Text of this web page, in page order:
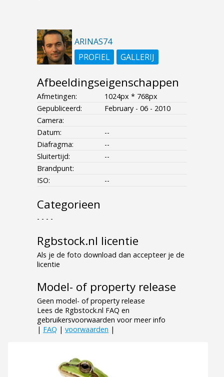
ARINAS74
PROFIEL
GALLERIJ
Afbeeldingseigenschappen
Afmetingen:
1024px * 768px
Gepubliceerd:
February - 06 - 2010
Camera:
Datum:
--
Diafragma:
--
Sluitertijd:
--
Brandpunt:
ISO:
--
Categorieen
- - - -
Rgbstock.nl licentie
Als je de foto download dan accepteer je de
licentie
Model- of property release
Geen model- of property release
Lees de Rgbstock.nl FAQ en
gebruikersvoorwaarden voor meer info
| FAQ | voorwaarden |